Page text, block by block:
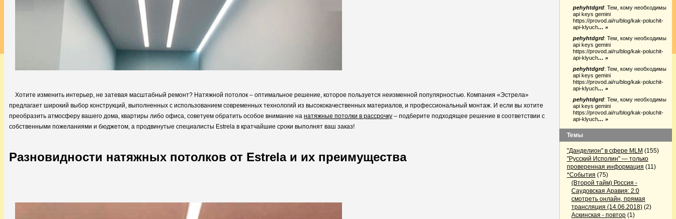
Хотите изменить интерьер, не затевая масштабный ремонт? Натяжной потолок – оптимальное решение, которое пользуется неизменной популярностью. Компания «Эстрела»
предлагает широкий выбор конструкций, выполненных с использованием современных технологий из высококачественных материалов, и профессиональный монтаж. И если вы хотите
преобразить атмосферу вашего дома, квартиры либо офиса, советуем обратить особое внимание на натяжные потолки в рассрочку – подберите подходящее решение в соответствии с
собственными пожеланиями и бюджетом, а продвинутые специалисты Estrela в кратчайшие сроки выполнят ваш заказ!
Разновидности натяжных потолков от Estrela и их преимущества
pehyhtdgrd: Тем, кому необходимы
api keys gemini
https://provod.ai/ru/blog/kak-poluchit-
api-klyuch… »
pehyhtdgrd: Тем, кому необходимы
api keys gemini
https://provod.ai/ru/blog/kak-poluchit-
api-klyuch… »
pehyhtdgrd: Тем, кому необходимы
api keys gemini
https://provod.ai/ru/blog/kak-poluchit-
api-klyuch… »
pehyhtdgrd: Тем, кому необходимы
api keys gemini
https://provod.ai/ru/blog/kak-poluchit-
api-klyuch… »
Темы
"Данделион" в сфере MLM (155)
"Русский Исполин" — только
проверенная информация (11)
*События (75)
(Второй тайм) Россия -
Саудовская Аравия: 2:0
смотреть онлайн, прямая
трансляция (14.06.2018) (2)
Аскинская - повтор (1)